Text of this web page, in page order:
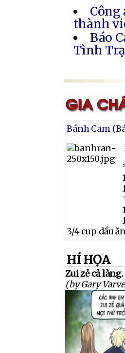
thành
Báo
Tình
Bánh Cam
3/4 cup dầu
HÍ HỌA
Zui zẻ cả làng.
(by Gary